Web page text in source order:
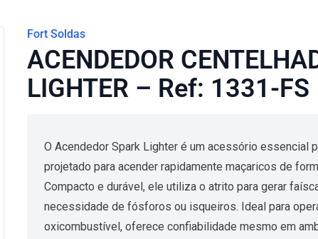
Fort Soldas
ACENDEDOR
LIGHTER – Ref: 1331-FS
O Acendedor Spark Lighter é um acessório essencial
projetado para acender rapidamente maçaricos de
Compacto e durável, ele utiliza o atrito para gerar
necessidade de fósforos ou isqueiros. Ideal para
oxicombustível, oferece confiabilidade mesmo em